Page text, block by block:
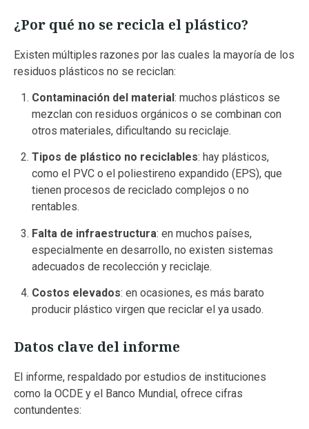
¿Por qué no se recicla el plástico?
Existen múltiples razones por las cuales la mayoría de los
residuos plásticos no se reciclan:
Contaminación del material: muchos plásticos se
mezclan con residuos orgánicos o se combinan con
otros materiales, dificultando su reciclaje.
Tipos de plástico no reciclables: hay plásticos,
como el PVC o el poliestireno expandido (EPS), que
tienen procesos de reciclado complejos o no
rentables.
Falta de infraestructura: en muchos países,
especialmente en desarrollo, no existen sistemas
adecuados de recolección y reciclaje.
Costos elevados: en ocasiones, es más barato
producir plástico virgen que reciclar el ya usado.
Datos clave del informe
El informe, respaldado por estudios de instituciones
como la OCDE y el Banco Mundial, ofrece cifras
contundentes: